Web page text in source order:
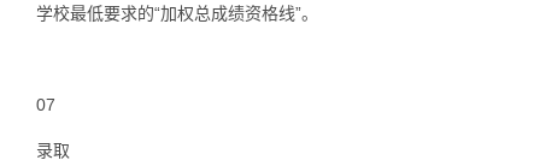
学校最低要求的“加权总成绩资格线”。
07
录取